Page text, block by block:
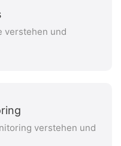
verstehen und
verstehen und